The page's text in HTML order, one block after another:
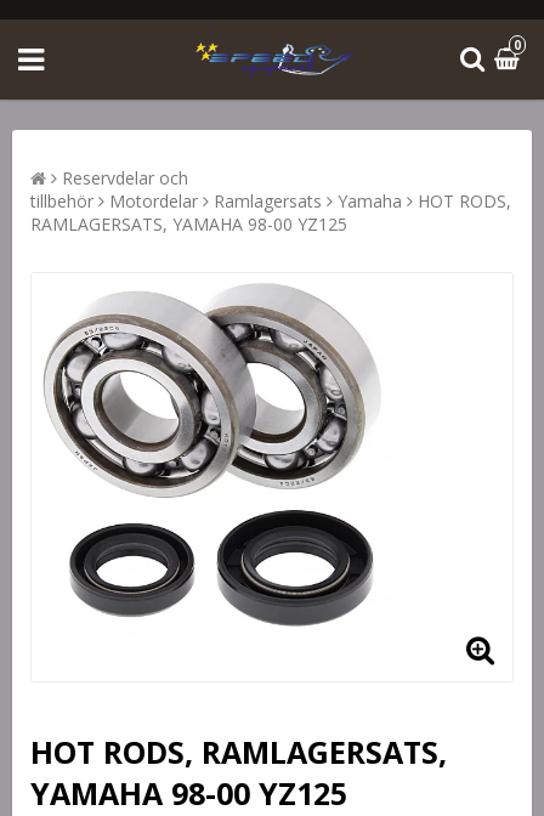
0
Reservdelar och
tillbehör
Motordelar Ramlagersats Yamaha
HOT RODS,
RAMLAGERSATS, YAMAHA 98-00 YZ125
HOT RODS, RAMLAGERSATS,
YAMAHA 98-00 YZ125